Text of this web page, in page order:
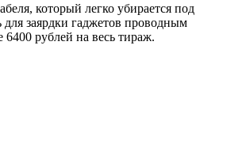
который легко убирается под
заярдки гаджетов проводным
6400 рублей на весь тираж.